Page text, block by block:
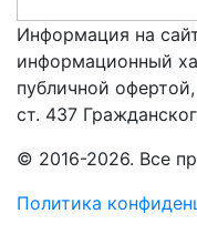
Информация на
информационный
публичной
ст. 437
© 2016-2026. Все
Политика